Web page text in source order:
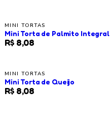
MINI TORTAS
Mini Torta de Palmito Integral
R$ 8,08
MINI TORTAS
Mini Torta de Queijo
R$ 8,08